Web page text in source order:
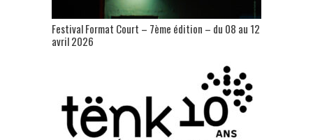
Festival Format Court – 7ème édition – du 08 au 12
avril 2026